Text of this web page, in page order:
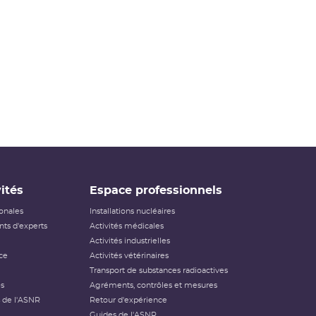
d'experts
l'ASNR
Espace professionnels
Installations nucléaires
Activités médicales
Activités industrielles
Activités vétérinaires
Transport de substances radioactives
Agréments, contrôles et mesures
Retour d'expérience